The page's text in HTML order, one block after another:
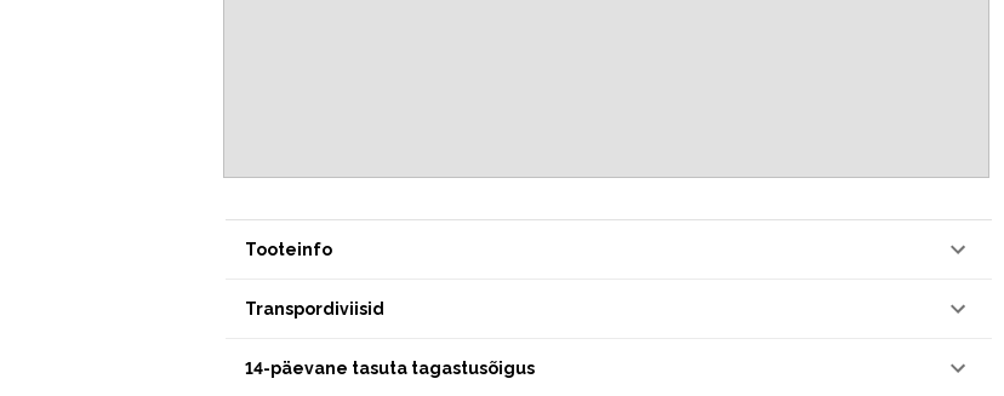
Tooteinfo
Transpordiviisid
14-päevane tasuta tagastusõigus